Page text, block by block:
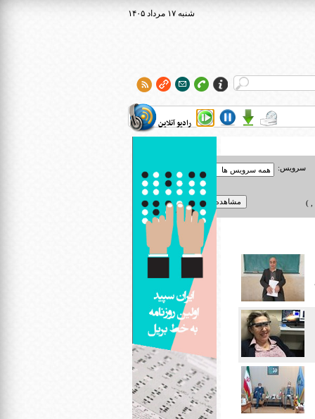
۱۴۰۵ شنبه ۱۷ مرداد
رادیو آنلاین
سرویس:
, )